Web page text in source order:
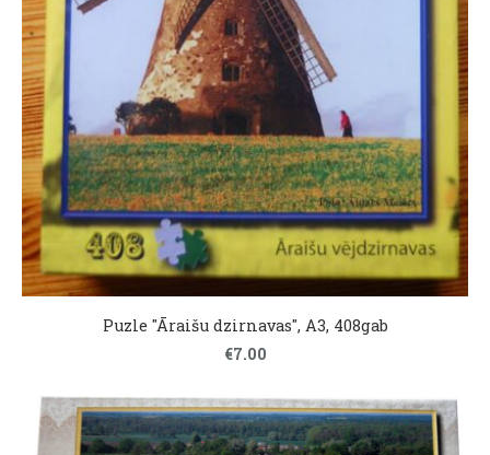
Puzle "Āraišu dzirnavas", A3, 408gab
€7.00